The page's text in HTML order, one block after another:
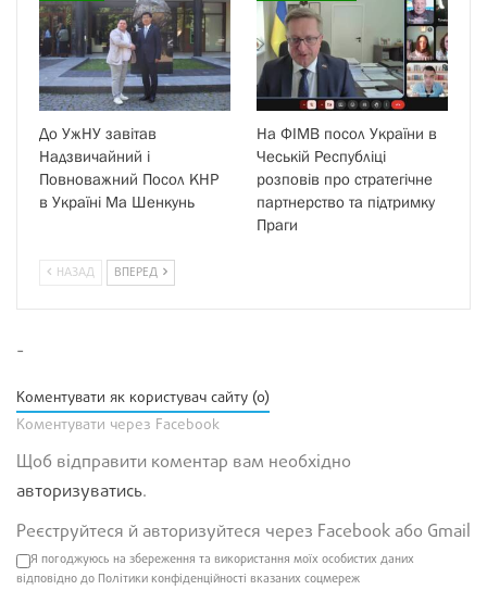
До УжНУ завітав
Надзвичайний і
Повноважний Посол КНР
в Україні Ма Шенкунь
На ФІМВ посол України в
Чеській Республіці
розповів про стратегічне
партнерство та підтримку
Праги
НАЗАД ВПЕРЕД
-
Коментувати як користувач сайту (0)
Коментувати через Facebook
Щоб відправити коментар вам необхідно
авторизуватись.
Реєструйтеся й авторизуйтеся через Facebook або Gmail
Я погоджуюсь на збереження та використання моїх особистих даних
відповідно до Політики конфіденційності вказаних соцмереж